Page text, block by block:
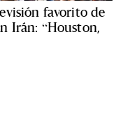
favorito de
Irán: “Houston,